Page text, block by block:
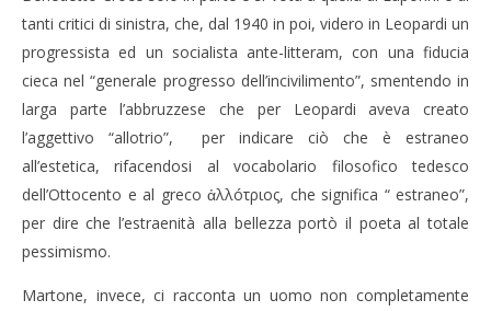
tanti critici di sinistra, che, dal 1940 in poi, videro in Leopardi un
progressista ed un socialista ante-litteram, con una fiducia
cieca nel “generale progresso dell’incivilimento”, smentendo in
larga parte l’abbruzzese che per Leopardi aveva creato
l’aggettivo “allotrio”, per indicare ciò che è estraneo
all’estetica, rifacendosi al vocabolario filosofico tedesco
dell’Ottocento e al greco ἀλλóτριος, che significa “ estraneo”,
per dire che l’estraenità alla bellezza portò il poeta al totale
pessimismo.
Martone, invece, ci racconta un uomo non completamente